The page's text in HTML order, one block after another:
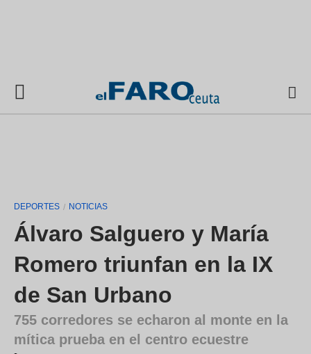
DEPORTES NOTICIAS
Álvaro Salguero y María
Romero triunfan en la IX
de San Urbano
755 corredores se echaron al monte en la
mítica prueba en el centro ecuestre